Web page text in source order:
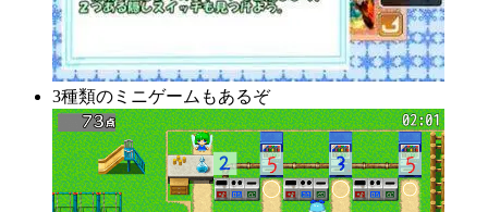
3種類のミニゲームもあるぞ